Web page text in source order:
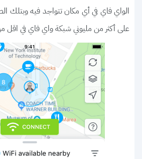
الواي فاي في أي مكان تتواجد فيه وبتلك
على أكثر من مليوني شبكة واي فاي في اقل